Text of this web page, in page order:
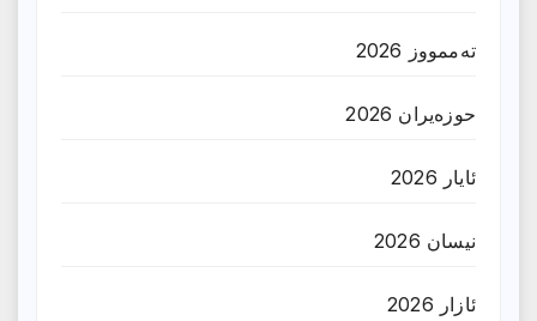
تەممووز 2026
حوزه‌یران 2026
ئایار 2026
نیسان 2026
ئازار 2026